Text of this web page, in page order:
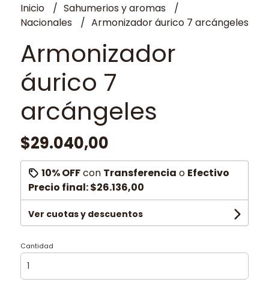
Inicio
Sahumerios y aromas
Nacionales
Armonizador áurico 7 arcángeles
Armonizador
áurico 7
arcángeles
$29.040,00
10% OFFcon Transferencia o Efectivo
Precio final:$26.136,00
Ver cuotas y descuentos
Cantidad